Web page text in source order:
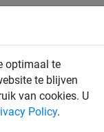
optimaal te
te blijven
van cookies. U
Policy.